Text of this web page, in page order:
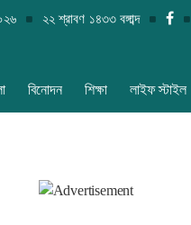
২২ শ্রাবণ ১৪৩৩ বঙ্গাব্দ
বিনোদন শিক্ষা লাইফ স্টাইল